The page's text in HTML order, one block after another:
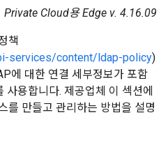
Private Cloud용 Edge v. 4.16.09
책
services/content/ldap-policy)
에 대한 연결 세부정보가 포함
용합니다. 제공업체 이 섹션에
를 만들고 관리하는 방법을 설명